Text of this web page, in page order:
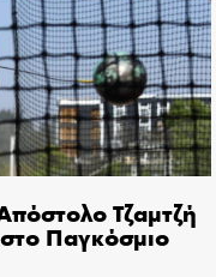
Τζαμτζή
Παγκόσμιο